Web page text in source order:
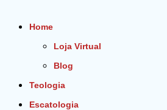
Home
Loja Virtual
Blog
Teologia
Escatologia